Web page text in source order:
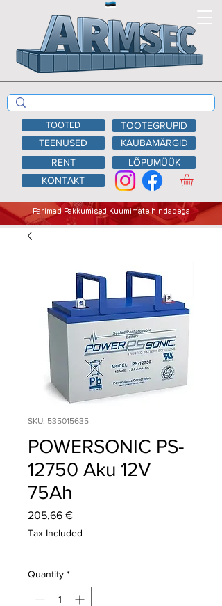
TEENUSED
KAUBAMÄRGID
RENT
LÕPUMÜÜK
KONTAKT
Parimad Pakkumised Kuumimate hindadega
TOOTED TOOTEGRUPID
SKU: 535015635
POWERSONIC PS-
12750 Aku 12V
75Ah
205,66 €Price
Tax Included
Quantity *